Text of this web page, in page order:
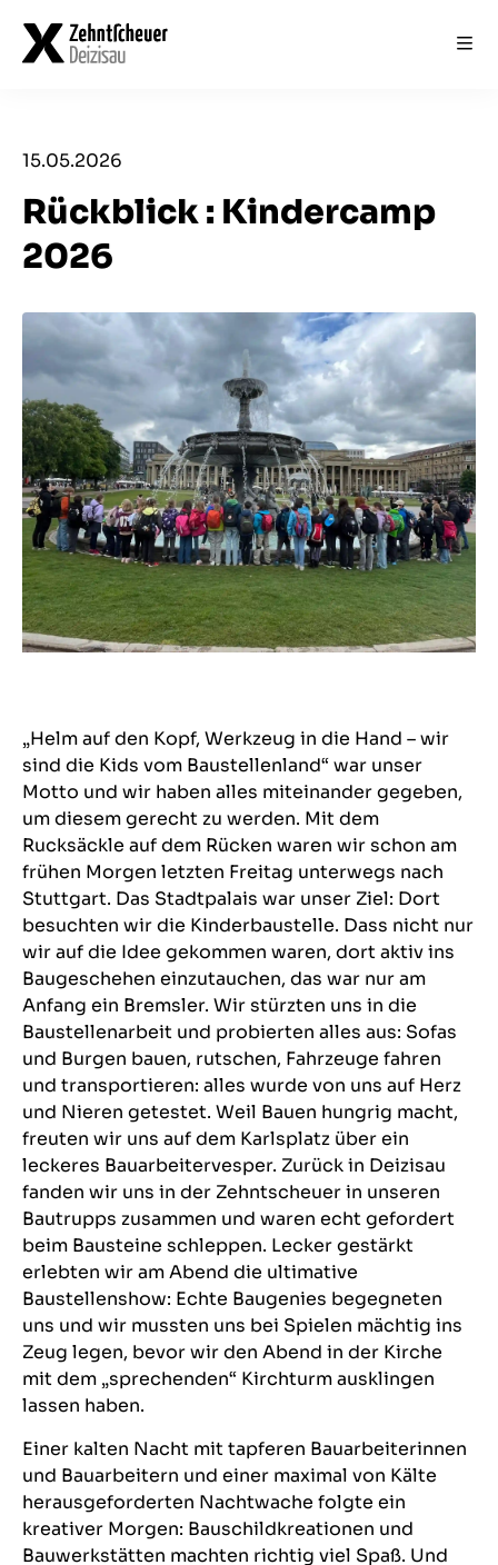
Über uns
Data
15.05.2026
Rückblick : Kindercamp
2026
„Helm auf den Kopf, Werkzeug in die Hand – wir
sind die Kids vom Baustellenland“ war unser
Motto und wir haben alles miteinander gegeben,
um diesem gerecht zu werden. Mit dem
Rucksäckle auf dem Rücken waren wir schon am
frühen Morgen letzten Freitag unterwegs nach
Stuttgart. Das Stadtpalais war unser Ziel: Dort
besuchten wir die Kinderbaustelle. Dass nicht nur
wir auf die Idee gekommen waren, dort aktiv ins
Baugeschehen einzutauchen, das war nur am
Anfang ein Bremsler. Wir stürzten uns in die
Baustellenarbeit und probierten alles aus: Sofas
und Burgen bauen, rutschen, Fahrzeuge fahren
und transportieren: alles wurde von uns auf Herz
und Nieren getestet. Weil Bauen hungrig macht,
freuten wir uns auf dem Karlsplatz über ein
leckeres Bauarbeitervesper. Zurück in Deizisau
fanden wir uns in der Zehntscheuer in unseren
Bautrupps zusammen und waren echt gefordert
beim Bausteine schleppen. Lecker gestärkt
erlebten wir am Abend die ultimative
Baustellenshow: Echte Baugenies begegneten
uns und wir mussten uns bei Spielen mächtig ins
Zeug legen, bevor wir den Abend in der Kirche
mit dem „sprechenden“ Kirchturm ausklingen
lassen haben.
Einer kalten Nacht mit tapferen Bauarbeiterinnen
und Bauarbeitern und einer maximal von Kälte
herausgeforderten Nachtwache folgte ein
kreativer Morgen: Bauschildkreationen und
Bauwerkstätten machten richtig viel Spaß. Und